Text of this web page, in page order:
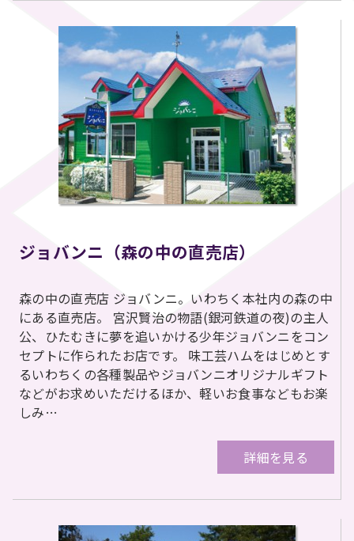
ジョバンニ（森の中の直売店）
森の中の直売店 ジョバンニ。いわちく本社内の森の中
にある直売店。 宮沢賢治の物語(銀河鉄道の夜)の主人
公、ひたむきに夢を追いかける少年ジョバンニをコン
セプトに作られたお店です。 味工芸ハムをはじめとす
るいわちくの各種製品やジョバンニオリジナルギフト
などがお求めいただけるほか、軽いお食事などもお楽
しみ…
詳細を見る